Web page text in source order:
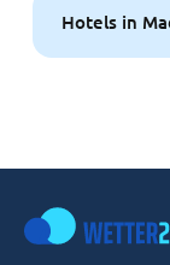
Hotels in